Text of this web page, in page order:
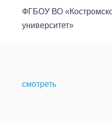
ФГБОУ ВО
университет»
смотреть